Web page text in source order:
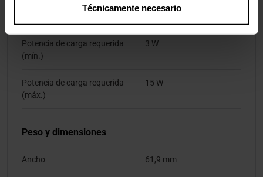
Técnicamente necesario
Potencia de carga requerida
(mín.)
3 W
Potencia de carga requerida
(máx.)
15 W
Peso y dimensiones
Ancho 61,9 mm